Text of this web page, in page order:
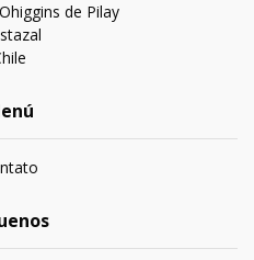
de Pilay